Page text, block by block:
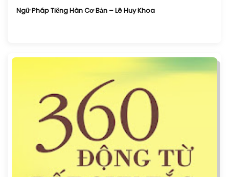
Ngữ Pháp Tiếng Hàn Cơ Bản – Lê Huy Khoa